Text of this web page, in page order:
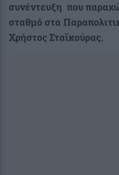
συνέντευξη που
σταθμό στα
Χρήστος Σταϊκούρας.